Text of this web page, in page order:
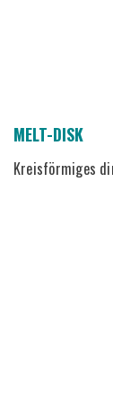
MELT-DISK
Kreisförmiges